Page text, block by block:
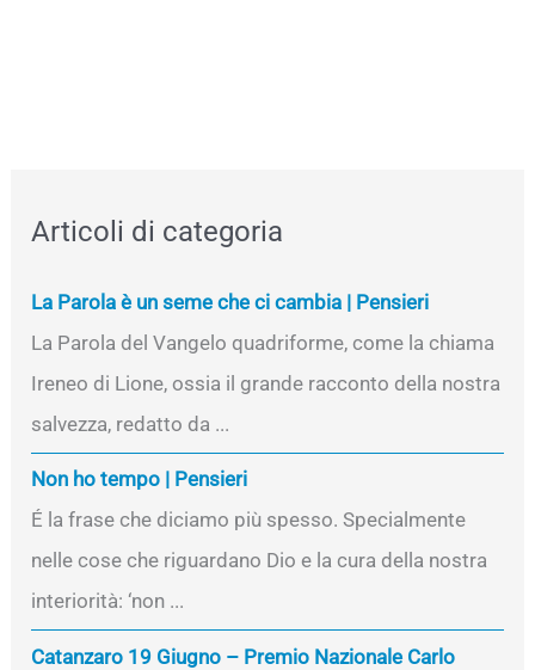
Articoli di categoria
La Parola è un seme che ci cambia | Pensieri
La Parola del Vangelo quadriforme, come la chiama
Ireneo di Lione, ossia il grande racconto della nostra
salvezza, redatto da ...
Non ho tempo | Pensieri
É la frase che diciamo più spesso. Specialmente
nelle cose che riguardano Dio e la cura della nostra
interiorità: ‘non ...
Catanzaro 19 Giugno – Premio Nazionale Carlo